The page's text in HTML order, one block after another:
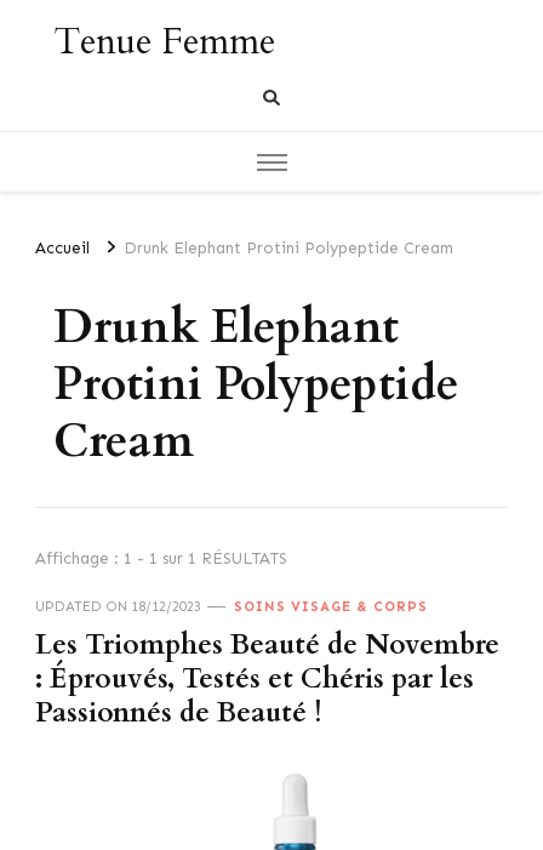
Tenue Femme
Accueil Drunk Elephant Protini Polypeptide Cream
Drunk Elephant
Protini Polypeptide
Cream
Affichage : 1 - 1 sur 1 RÉSULTATS
UPDATED ON 18/12/2023 SOINS VISAGE & CORPS
Les Triomphes Beauté de Novembre
: Éprouvés, Testés et Chéris par les
Passionnés de Beauté !